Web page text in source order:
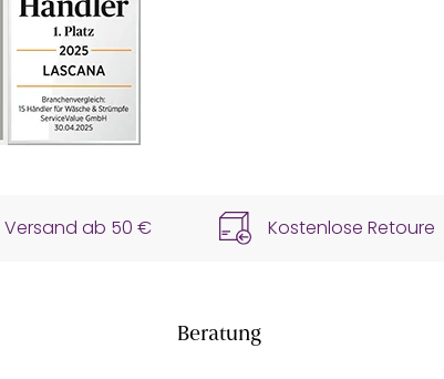
Versand ab 50 € Kostenlose Retoure
Beratung